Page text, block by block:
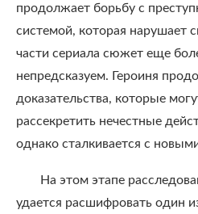
продолжает борьбу с
системой, которая нарушает
части сериала сюжет еще
непредсказуем. Героиня
доказательства, которые
рассекретить нечестные
однако сталкивается с
На этом этапе
удается расшифровать один